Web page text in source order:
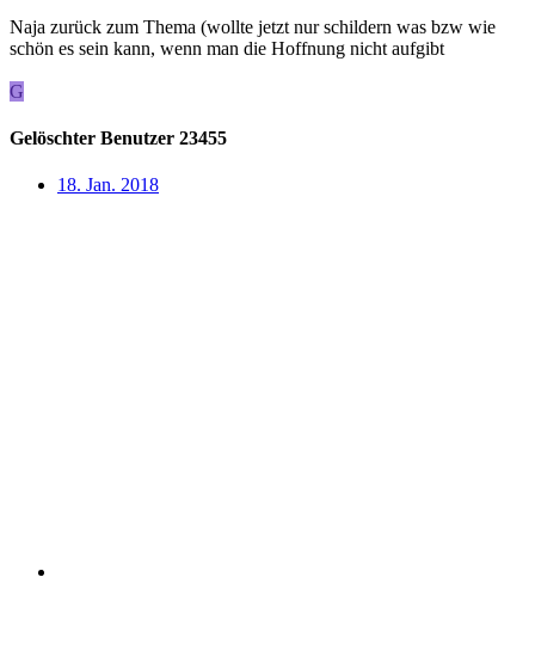
Naja zurück zum Thema (wollte jetzt nur schildern was bzw wie
schön es sein kann, wenn man die Hoffnung nicht aufgibt
G
Gelöschter Benutzer 23455
18. Jan. 2018